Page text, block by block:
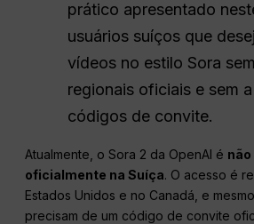
prático apresentado
usuários suíços que
vídeos no estilo Sora
regionais oficiais e sem
códigos de convite.
Atualmente, o Sora 2 da OpenAI é
oficialmente na Suíça. O acesso é
Estados Unidos e no Canadá, e
precisam de um código de convite